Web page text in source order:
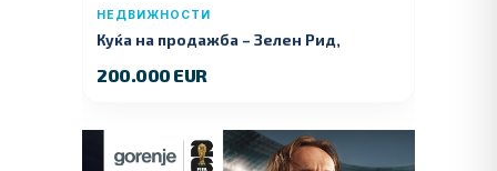
НЕДВИЖНОСТИ
Куќа на продажба – Зелeн Рид,
200.000 EUR